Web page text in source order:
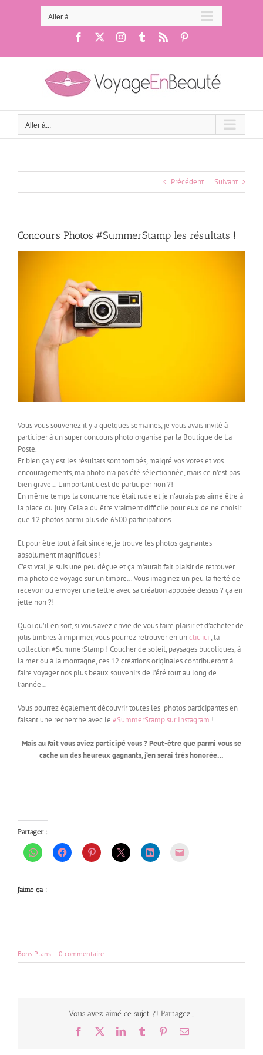
Aller à...
Facebook Instagram
Tumblr
Aller à...
Précédent Suivant
Concours Photos #SummerStamp les résultats !
Vous vous souvenez il y a quelques semaines, je vous avais invité à
participer à un super concours photo organisé par la Boutique de La
Poste.
Et bien ça y est les résultats sont tombés, malgré vos votes et vos
encouragements, ma photo n’a pas été sélectionnée, mais ce n’est pas
bien grave… L’important c’est de participer non ?!
En même temps la concurrence était rude et je n’aurais pas aimé être à
la place du jury. Cela a du être vraiment difficile pour eux de ne choisir
que 12 photos parmi plus de 6500 participations.
Et pour être tout à fait sincère, je trouve les photos gagnantes
absolument magnifiques !
C’est vrai, je suis une peu déçue et ça m’aurait fait plaisir de retrouver
ma photo de voyage sur un timbre… Vous imaginez un peu la fierté de
recevoir ou envoyer une lettre avec sa création apposée dessus ? ça en
jette non ?!
Quoi qu’il en soit, si vous avez envie de vous faire plaisir et d’acheter de
jolis timbres à imprimer, vous pourrez retrouver en unclic ici, la
collection #SummerStamp ! Coucher de soleil, paysages bucoliques, à
la mer ou à la montagne, ces 12 créations originales contribueront à
faire voyager nos plus beaux souvenirs de l’été tout au long de
l’année…
Vous pourrez également découvrir toutes les photos participantes en
faisant une recherche avec le #SummerStamp sur Instagram !
Mais au fait vous aviez participé vous ? Peut-être que parmi vous se
cache un des heureux gagnants, j’en serai très honorée…
Partager :
J’aime ça :
Bons Plans | 0 commentaire
Vous avez aimé ce sujet ?! Partagez...
Facebook LinkedInTumblr PinterestEmail